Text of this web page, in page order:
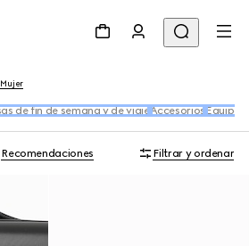
Mujer
de fin de semana y de viaje Accesorios
Recomendaciones Filtrar y ordenar